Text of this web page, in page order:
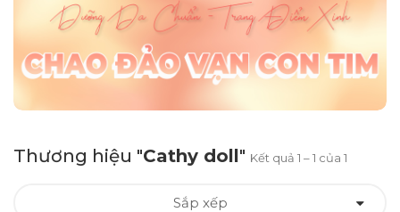
Thương hiệu "Cathy doll" Kết quả 1 – 1 của 1
Sắp xếp